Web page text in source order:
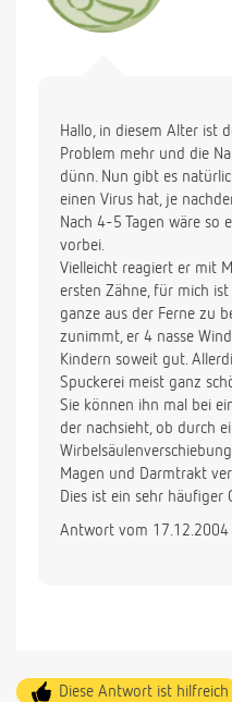
Hallo, in diesem Alter ist
Problem mehr und die
dünn. Nun gibt es
einen Virus hat, je
Nach 4-5 Tagen wäre so
vorbei.
Vielleicht reagiert er mit
ersten Zähne, für mich
ganze aus der Ferne zu
zunimmt, er 4 nasse
Kindern soweit gut.
Spuckerei meist ganz
Sie können ihn mal bei
der nachsieht, ob durch
Magen und Darmtrakt
Dies ist ein sehr häufiger
Antwort vom 17.12.2004
Diese Antwort ist hilfreich